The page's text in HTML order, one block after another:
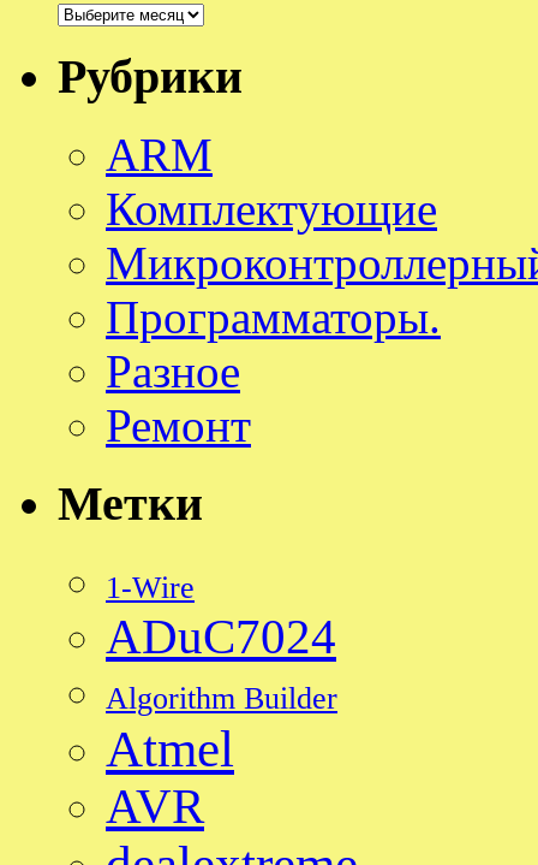
Архивы
Рубрики
ARM
Комплектующие
Программаторы.
Разное
Ремонт
Метки
1-Wire
ADuC7024
Algorithm Builder
Atmel
AVR